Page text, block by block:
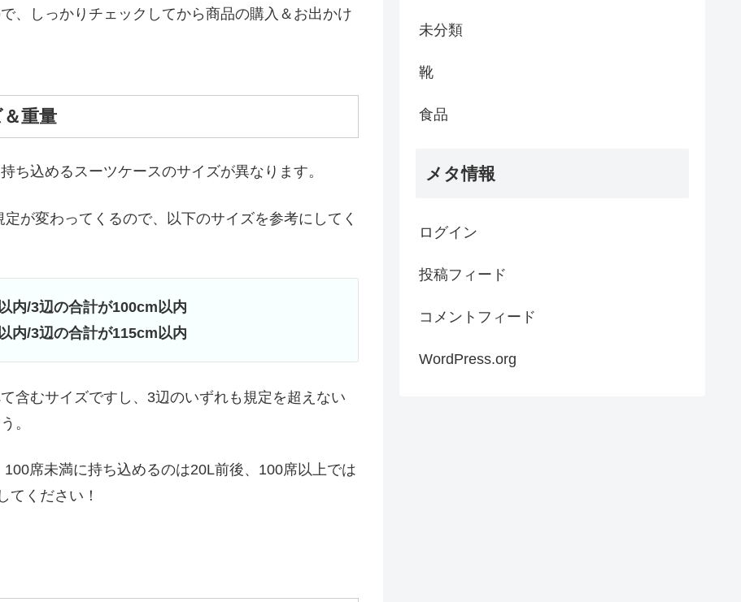
、しっかりチェックしてから商品の購入＆お出かけ
重量
ち込めるスーツケースのサイズが異なります。
が変わってくるので、以下のサイズを参考にしてく
内/3辺の合計が100cm以内
内/3辺の合計が115cm以内
含むサイズですし、3辺のいずれも規定を超えない
。
100席未満に持ち込めるのは20L前後、100席以上では
てください！
未分類
靴
食品
メタ情報
ログイン
投稿フィード
コメントフィード
WordPress.org